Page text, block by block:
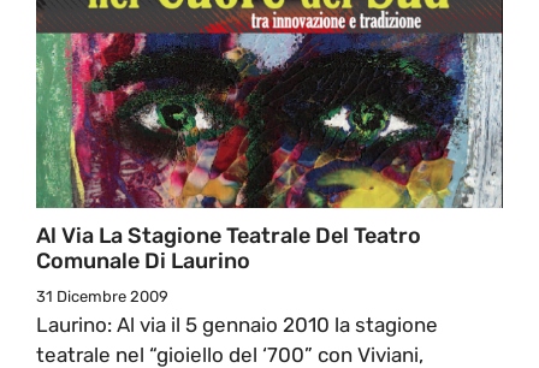
Al Via La Stagione Teatrale Del Teatro
Comunale Di Laurino
31 Dicembre 2009
Laurino: Al via il 5 gennaio 2010 la stagione
teatrale nel “gioiello del ‘700” con Viviani,